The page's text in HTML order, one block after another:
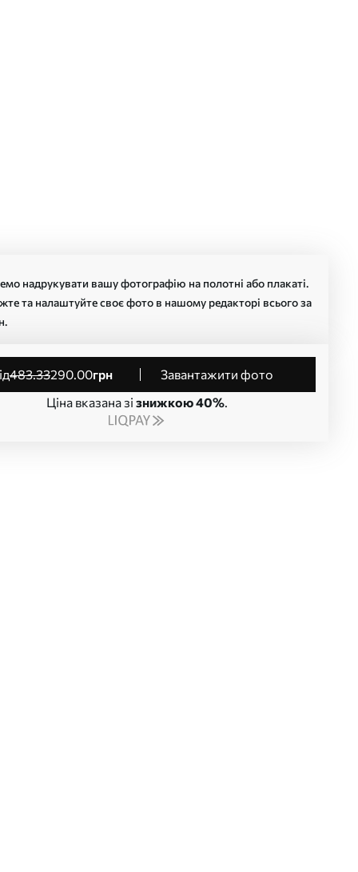
надрукувати вашу фотографію на полотні або плакаті.
та налаштуйте своє фото в нашому редакторі всього за
від483.33290.00грн
Завантажити фото
Ціна вказана зі знижкою 40%.